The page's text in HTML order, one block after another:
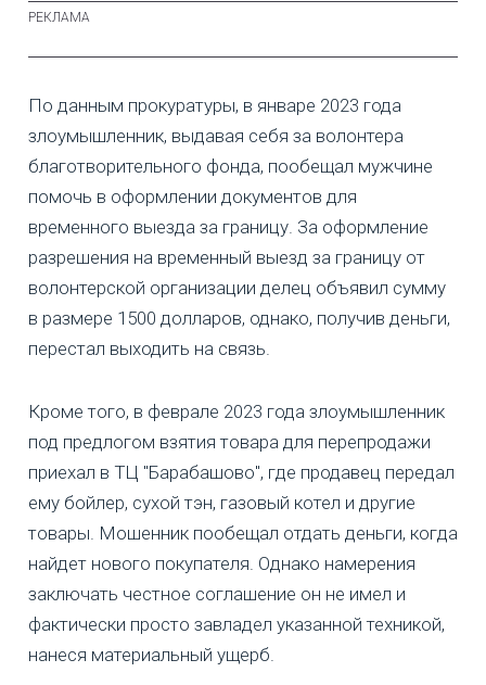
По данным прокуратуры, в январе 2023 года
злоумышленник, выдавая себя за волонтера
благотворительного фонда, пообещал мужчине
помочь в оформлении документов для
временного выезда за границу. За оформление
разрешения на временный выезд за границу от
волонтерской организации делец объявил сумму
в размере 1500 долларов, однако, получив деньги,
перестал выходить на связь.
Кроме того, в феврале 2023 года злоумышленник
под предлогом взятия товара для перепродажи
приехал в ТЦ "Барабашово", где продавец передал
ему бойлер, сухой тэн, газовый котел и другие
товары. Мошенник пообещал отдать деньги, когда
найдет нового покупателя. Однако намерения
заключать честное соглашение он не имел и
фактически просто завладел указанной техникой,
нанеся материальный ущерб.